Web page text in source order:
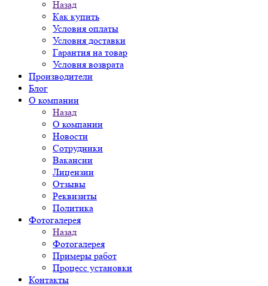
Назад
Как купить
Условия оплаты
Условия доставки
Гарантия на товар
Условия возврата
Производители
Блог
О компании
Назад
О компании
Новости
Сотрудники
Вакансии
Лицензии
Отзывы
Реквизиты
Политика
Фотогалерея
Назад
Фотогалерея
Примеры работ
Процесс установки
Контакты